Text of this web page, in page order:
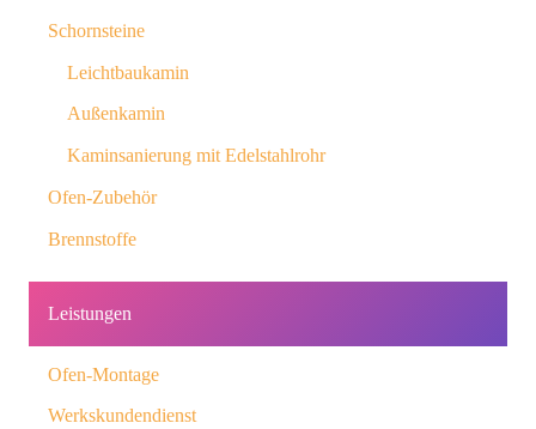
Schornsteine
Leichtbaukamin
Außenkamin
Kaminsanierung mit Edelstahlrohr
Ofen-Zubehör
Brennstoffe
Leistungen
Ofen-Montage
Werkskundendienst